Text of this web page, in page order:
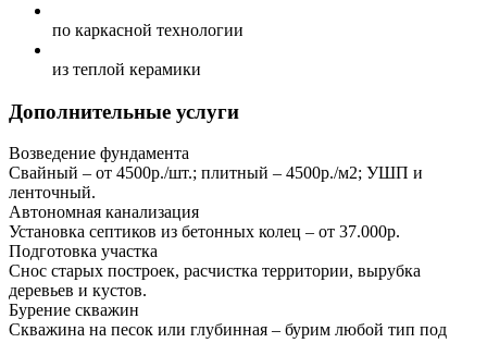
по каркасной технологии
из теплой керамики
Дополнительные услуги
Возведение фундамента
Свайный – от 4500р./шт.; плитный – 4500р./м2; УШП и
ленточный.
Автономная канализация
Установка септиков из бетонных колец – от 37.000р.
Подготовка участка
Снос старых построек, расчистка территории, вырубка
деревьев и кустов.
Бурение скважин
Скважина на песок или глубинная – бурим любой тип под